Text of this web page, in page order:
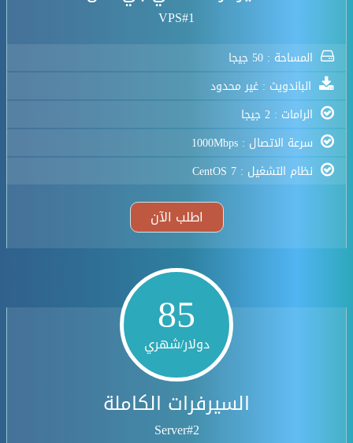
VPS#1
المساحة : 50 جيجا
الباندويث : غير محدود
الرامات : 2 جيجا
سرعة الاتصال : 1000Mbps
نظام التشغيل : CentOS 7
اطلب الآن
85
دولار/شهري
السيرفرات الكاملة
Server#2